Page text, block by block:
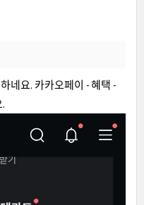
네요. 카카오페이 - 혜택 -